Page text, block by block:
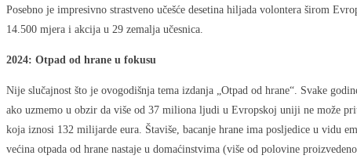
Posebno je impresivno strastveno učešće desetina hiljada volontera širom
14.500 mjera i akcija u 29 zemalja učesnica.
2024: Otpad od hrane u fokusu
Nije slučajnost što je ovogodišnja tema izdanja „Otpad od hrane“. Svake
ako uzmemo u obzir da više od 37 miliona ljudi u Evropskoj uniji ne može
koja iznosi 132 milijarde eura. Štaviše, bacanje hrane ima posljedice u vidu
većina otpada od hrane nastaje u domaćinstvima (više od polovine